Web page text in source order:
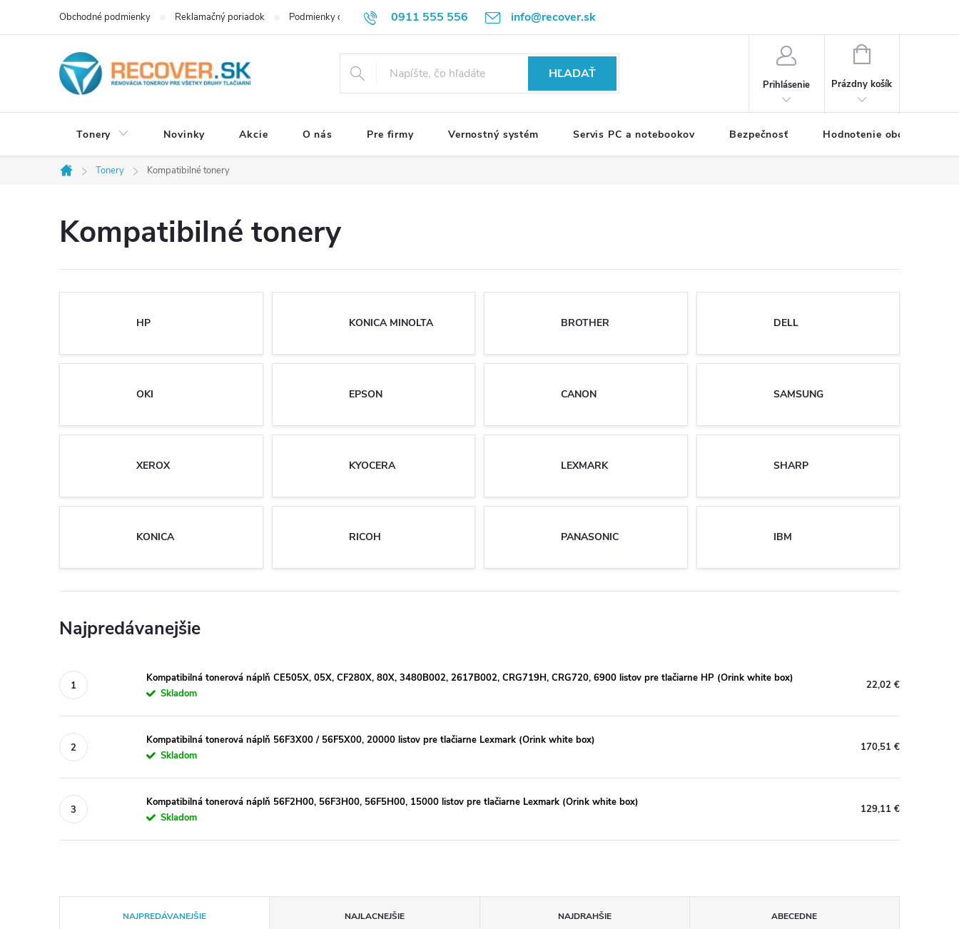
0911 555 556 info@recover.sk
Obchodné podmienky Reklamačný poriadok Podmienky ochrany osobných údajov Formulár na odstúpenie od zmluvy
HĽADAŤ
Prihlásenie
NÁKUPNÝ
Prázdny košík
Tonery Novinky Akcie O nás Pre firmy Vernostný systém Servis PC a notebookov Bezpečnosť Hodnotenie obchodu
Domov
Tonery Kompatibilné tonery
Kompatibilné tonery
HP KONICA MINOLTA BROTHER DELL
OKI EPSON CANON SAMSUNG
XEROX KYOCERA LEXMARK SHARP
KONICA RICOH PANASONIC IBM
Najpredávanejšie
Kompatibilná tonerová náplň CE505X, 05X, CF280X, 80X, 3480B002, 2617B002, CRG719H, CRG720, 6900 listov pre tlačiarne HP (Orink white box)
Skladom
22,02 €
Kompatibilná tonerová náplň 56F3X00 / 56F5X00, 20000 listov pre tlačiarne Lexmark (Orink white box)
Skladom
170,51 €
Kompatibilná tonerová náplň 56F2H00, 56F3H00, 56F5H00, 15000 listov pre tlačiarne Lexmark (Orink white box)
Skladom
129,11 €
NAJPREDÁVANEJŠIE NAJLACNEJŠIE NAJDRAHŠIE ABECEDNE